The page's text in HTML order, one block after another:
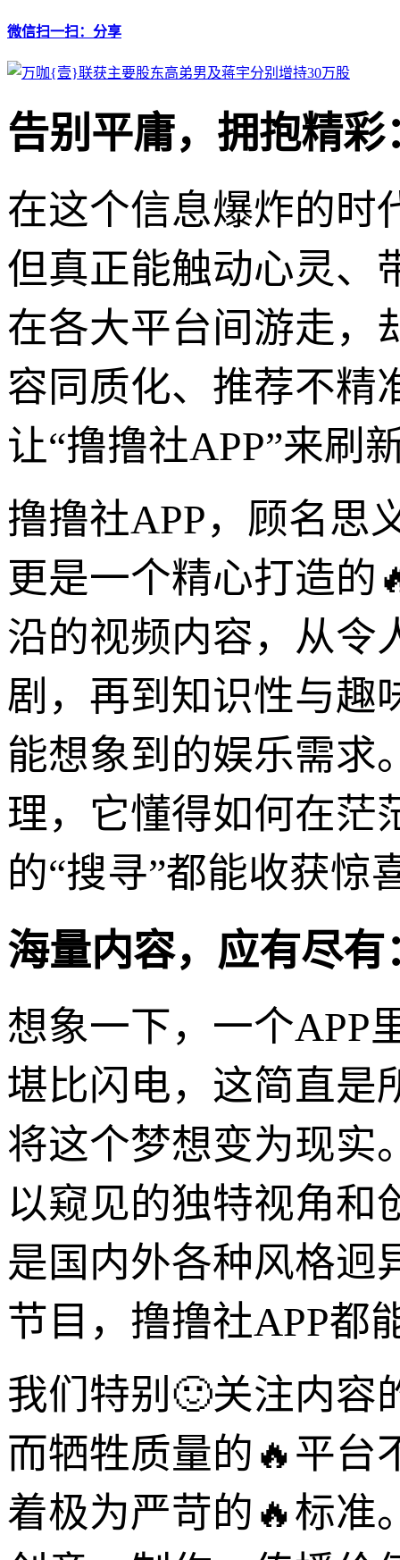
微信扫一扫：分享
告别平庸，拥抱精
在这个信息爆炸的时
但真正能触动心灵、
在各大平台间游走，
容同质化、推荐不精
让“撸撸社APP”来刷
撸撸社APP，顾名思
更是一个精心打造的
沿的视频内容，从令
剧，再到知识性与趣
能想象到的娱乐需求
理，它懂得如何在茫
的“搜寻”都能收获惊
海量内容，应有尽
想象一下，一个APP
堪比闪电，这简直是
将这个梦想变为现实
以窥见的独特视角和
是国内外各种风格迥
节目，撸撸社APP都
我们特别🙂关注内容
而牺牲质量的🔥平台
着极为严苛的🔥标准